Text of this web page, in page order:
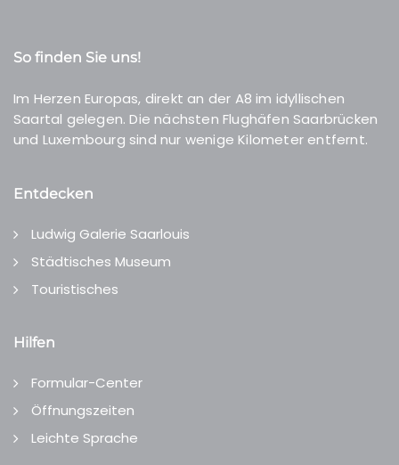
So finden Sie uns!
Im Herzen Europas, direkt an der A8 im idyllischen
Saartal gelegen. Die nächsten Flughäfen Saarbrücken
und Luxembourg sind nur wenige Kilometer entfernt.
Entdecken
Ludwig Galerie Saarlouis
Städtisches Museum
Touristisches
Hilfen
Formular-Center
Öffnungszeiten
Leichte Sprache